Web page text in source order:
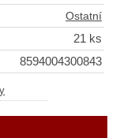
Ostatní
21 ks
8594004300843